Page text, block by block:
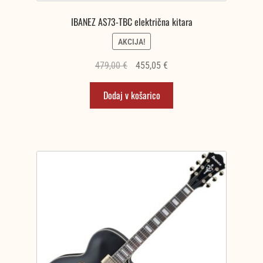
IBANEZ AS73-TBC električna kitara
AKCIJA!
479,00€
Izvirna
cena
je
bila:
455,05 €Trenutna
cena
455,05 €.
Dodaj v košarico